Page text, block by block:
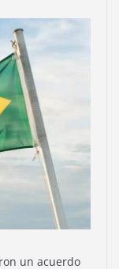
un acuerdo